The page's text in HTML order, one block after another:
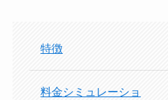
特徴
料金シミュレーショ